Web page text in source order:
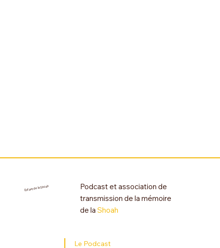
Enfant de la Shoah
Podcast et association de
transmission de la mémoire
de la Shoah
Le Podcast